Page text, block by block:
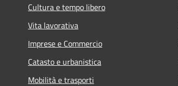
Cultura e tempo libero
Vita lavorativa
Imprese e Commercio
Catasto e urbanistica
Mobilità e trasporti